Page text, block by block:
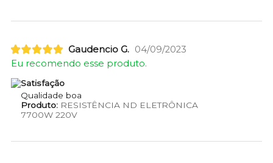
Gaudencio G. 04/09/2023
Eu recomendo esse produto.
Satisfação
Qualidade boa
Produto:RESISTÊNCIA ND ELETRÔNICA
7700W 220V